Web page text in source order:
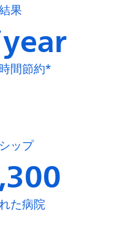
果
間節約*
ップ
た病院